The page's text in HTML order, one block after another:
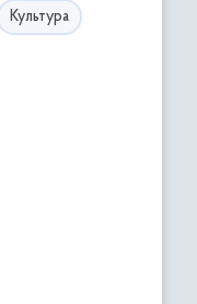
Культура